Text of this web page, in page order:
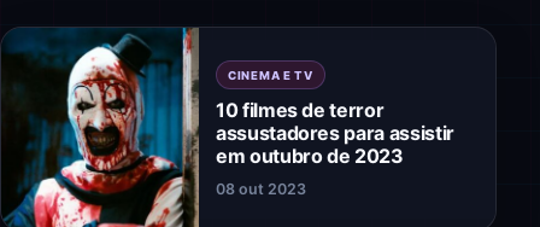
CINEMA E TV
10 filmes de terror
assustadores para assistir
em outubro de 2023
08 out 2023